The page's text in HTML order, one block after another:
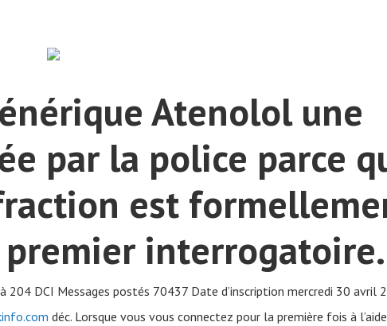
Atenolol une
par la police parce
est
interrogatoire.
204 DCI Messages postés 70437 Date d’inscription mercredi 30 avril
déc. Lorsque vous vous connectez pour la première fois à l’aide